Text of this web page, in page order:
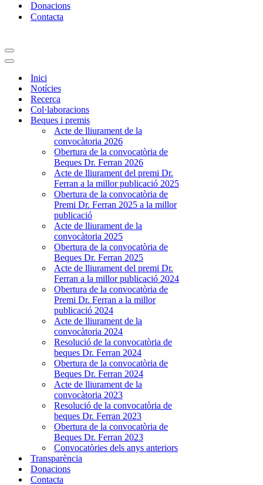
Donacions
Contacta
Menú
de
Menú
navegación
Inici
Notícies
Recerca
Col·laboracions
Beques i premis
Acte de lliurament de la
convocàtoria 2026
Obertura de la convocatòria de
Beques Dr. Ferran 2026
Acte de lliurament del premi Dr.
Ferran a la millor publicació 2025
Obertura de la convocatòria de
Premi Dr. Ferran 2025 a la millor
publicació
Acte de lliurament de la
convocàtoria 2025
Obertura de la convocatòria de
Beques Dr. Ferran 2025
Acte de lliurament del premi Dr.
Ferran a la millor publicació 2024
Obertura de la convocatòria de
Premi Dr. Ferran a la millor
publicació 2024
Acte de lliurament de la
convocàtoria 2024
Resolució de la convocatòria de
beques Dr. Ferran 2024
Obertura de la convocatòria de
Beques Dr. Ferran 2024
Acte de lliurament de la
convocàtoria 2023
Resolució de la convocatòria de
beques Dr. Ferran 2023
Obertura de la convocatòria de
Beques Dr. Ferran 2023
Convocatòries dels anys anteriors
Transparència
Donacions
Contacta